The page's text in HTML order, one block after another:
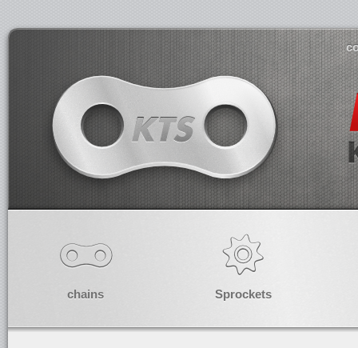
chains Sprockets